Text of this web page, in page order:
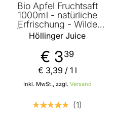
Bio Apfel Fruchtsaft
1000ml - natürliche
Erfrischung - Wilde
Äpfel von ländlichen
Streuobstwiesen -
ohne künstliche
Aromen von Höllinger
Juice
Höllinger Juice
€ 339
Inkl. MwSt., zzgl. Versand
€ 3,39 / 1 l
1